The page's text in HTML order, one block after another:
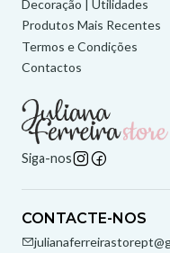
Decoração | Utilidades
Produtos Mais Recentes
Termos e Condições
Contactos
Siga-nos
CONTACTE-NOS